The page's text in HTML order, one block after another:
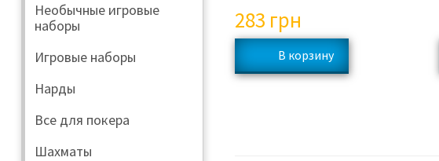
Необычные игровые
наборы
Игровые наборы
Нарды
Все для покера
Шахматы
283 грн